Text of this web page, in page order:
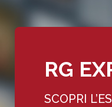
RG
SCOPRI